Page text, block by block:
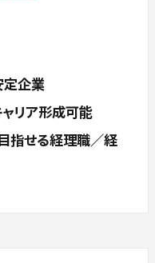
定企業
リア形成可能
指せる経理職／経